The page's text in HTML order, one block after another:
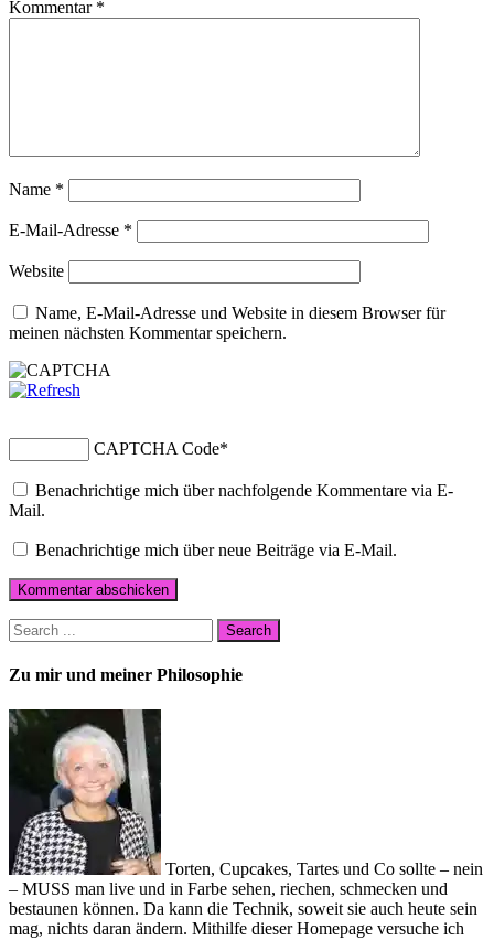
Kommentar *
Name *
E-Mail-Adresse *
Website
Name, E-Mail-Adresse und Website in diesem Browser für
meinen nächsten Kommentar speichern.
CAPTCHA Code*
Benachrichtige mich über nachfolgende Kommentare via E-
Mail.
Benachrichtige mich über neue Beiträge via E-Mail.
Zu mir und meiner Philosophie
Torten, Cupcakes, Tartes und Co sollte – nein
– MUSS man live und in Farbe sehen, riechen, schmecken und
bestaunen können. Da kann die Technik, soweit sie auch heute sein
mag, nichts daran ändern. Mithilfe dieser Homepage versuche ich